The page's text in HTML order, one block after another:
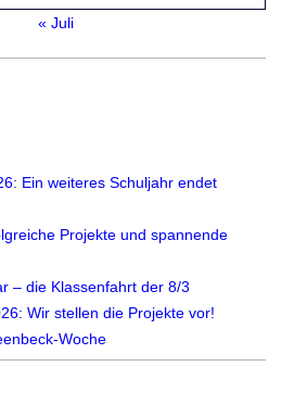
« Juli
Ein weiteres Schuljahr endet
Projekte und spannende
– die Klassenfahrt der 8/3
Wir stellen die Projekte vor!
Woche